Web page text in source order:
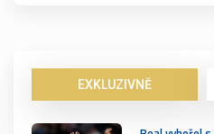
EXKLUZIVNĚ